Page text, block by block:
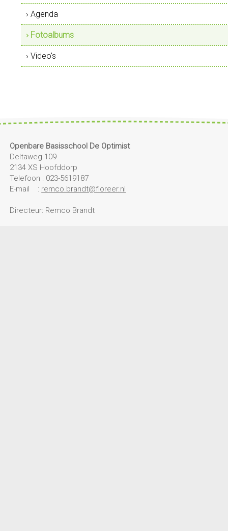
› Agenda
› Fotoalbums
› Video's
Openbare Basisschool De Optimist
Deltaweg 109
2134 XS Hoofddorp
Telefoon : 023-5619187
E-mail : remco.brandt@floreer.nl
Directeur: Remco Brandt